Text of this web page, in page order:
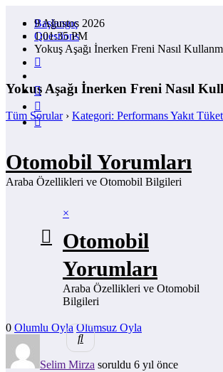
9 Ağustos 2026
1:01:36 PM
Otomobil Yorumları
Araba Özellikleri ve Otomobil Bilgileri
×
Otomobil
Yorumları
Araba Özellikleri ve Otomobil
Bilgileri
Başlangıç
Questions
Yokuş Aşağı İnerken Freni Nasıl
Yokuş Aşağı İnerken Freni Nasıl
Tüm Sorular› Kategori: Performans Yakıt
0 Olumlu Oyla Olumsuz Oyla
Selim Mirza soruldu 6 yıl önce